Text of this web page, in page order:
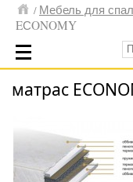
/ Мебель для
EСONOMY
матрас